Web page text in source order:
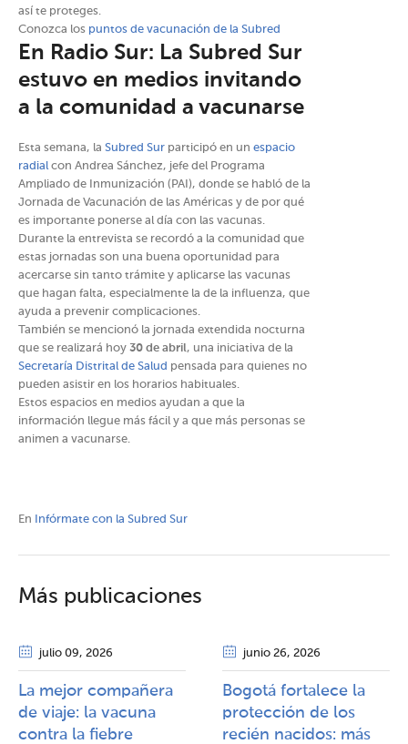
así te proteges.
Conozca los puntos de vacunación de la Subred
En Radio Sur: La Subred Sur
estuvo en medios invitando
a la comunidad a vacunarse
Esta semana, la Subred Sur participó en un espacio
radialcon Andrea Sánchez, jefe del Programa
Ampliado de Inmunización (PAI), donde se habló de la
Jornada de Vacunación de las Américas y de por qué
es importante ponerse al día con las vacunas.
Durante la entrevista se recordó a la comunidad que
estas jornadas son una buena oportunidad para
acercarse sin tanto trámite y aplicarse las vacunas
que hagan falta, especialmente la de la influenza, que
ayuda a prevenir complicaciones.
También se mencionó la jornada extendida nocturna
que se realizará hoy 30 de abril, una iniciativa de la
Secretaría Distrital de Salud pensada para quienes no
pueden asistir en los horarios habituales.
Estos espacios en medios ayudan a que la
información llegue más fácil y a que más personas se
animen a vacunarse.
En Infórmate con la Subred Sur
Más publicaciones
julio 09, 2026
La mejor compañera
de viaje: la vacuna
contra la fiebre
junio 26, 2026
Bogotá fortalece la
protección de los
recién nacidos: más